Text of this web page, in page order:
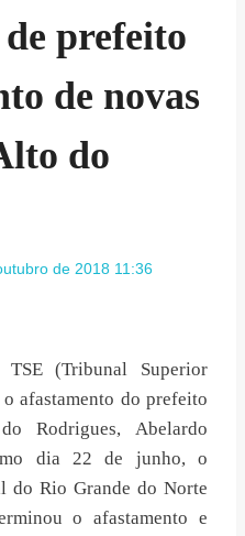
prefeito
de novas
do
de 2018 11:36
TSE (Tribunal Superior
afastamento do prefeito
Rodrigues, Abelardo
dia 22 de junho, o
do Rio Grande do Norte
o afastamento e